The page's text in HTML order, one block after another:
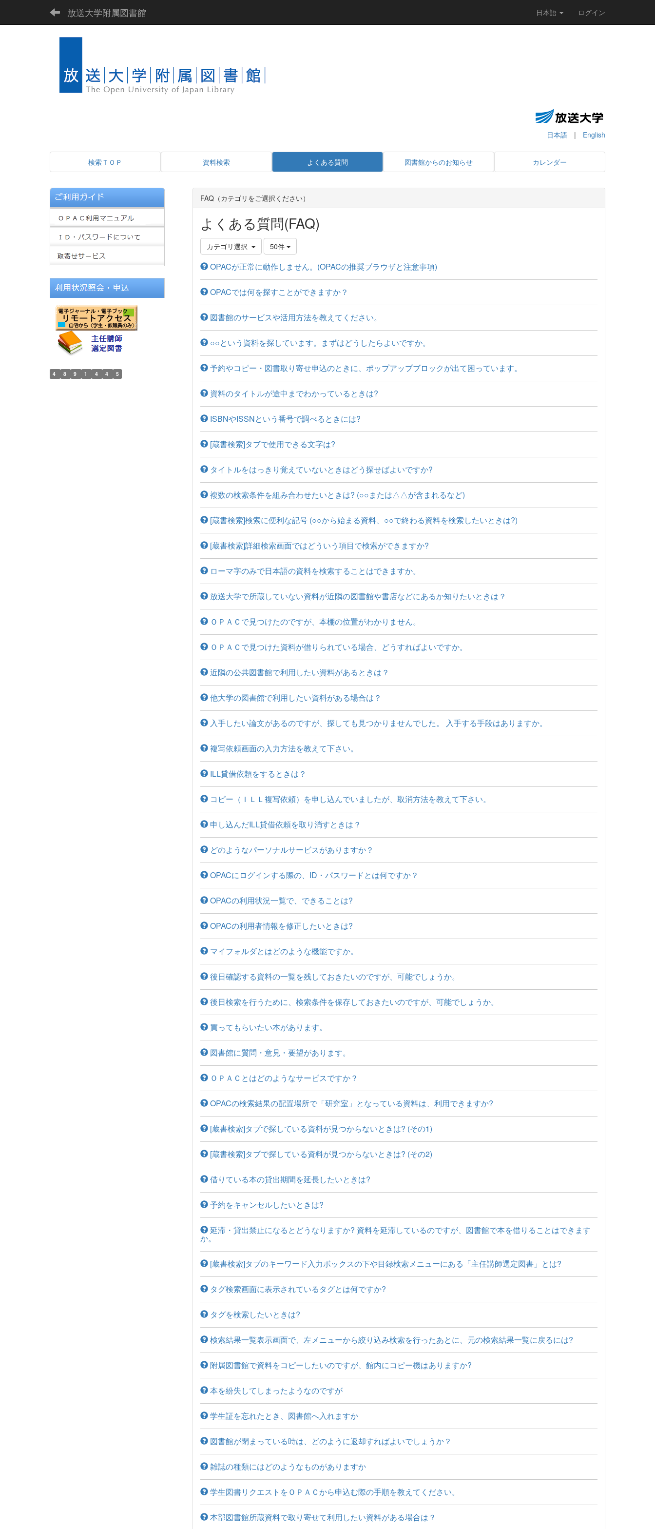
放送大学附属図書館 日本語 ログイン
日本語 | English
検索ＴＯＰ 資料検索 よくある質問 図書館からのお知らせ カレンダー
FAQ（カテゴリをご選択ください）
よくある質問(FAQ)
カテゴリ選択 50件
OPACが正常に動作しません。(OPACの推奨ブラウザと注意事項)
OPACでは何を探すことができますか？
図書館のサービスや活用方法を教えてください。
○○という資料を探しています。まずはどうしたらよいですか。
予約やコピー・図書取り寄せ申込のときに、ポップアップブロックが出て困っています。
資料のタイトルが途中までわかっているときは?
ISBNやISSNという番号で調べるときには?
[蔵書検索]タブで使用できる文字は?
タイトルをはっきり覚えていないときはどう探せばよいですか?
複数の検索条件を組み合わせたいときは? (○○または△△が含まれるなど)
[蔵書検索]検索に便利な記号 (○○から始まる資料、○○で終わる資料を検索したいときは?)
[蔵書検索]詳細検索画面ではどういう項目で検索ができますか?
ローマ字のみで日本語の資料を検索することはできますか。
放送大学で所蔵していない資料が近隣の図書館や書店などにあるか知りたいときは？
ＯＰＡＣで見つけたのですが、本棚の位置がわかりません。
ＯＰＡＣで見つけた資料が借りられている場合、どうすればよいですか。
近隣の公共図書館で利用したい資料があるときは？
他大学の図書館で利用したい資料がある場合は？
入手したい論文があるのですが、探しても見つかりませんでした。 入手する手段はありますか。
複写依頼画面の入力方法を教えて下さい。
ILL貸借依頼をするときは？
コピー（ＩＬＬ複写依頼）を申し込んでいましたが、取消方法を教えて下さい。
申し込んだILL貸借依頼を取り消すときは？
どのようなパーソナルサービスがありますか？
OPACにログインする際の、ID・パスワードとは何ですか？
OPACの利用状況一覧で、できることは?
OPACの利用者情報を修正したいときは?
マイフォルダとはどのような機能ですか。
後日確認する資料の一覧を残しておきたいのですが、可能でしょうか。
後日検索を行うために、検索条件を保存しておきたいのですが、可能でしょうか。
買ってもらいたい本があります。
図書館に質問・意見・要望があります。
ＯＰＡＣとはどのようなサービスですか？
OPACの検索結果の配置場所で「研究室」となっている資料は、利用できますか?
[蔵書検索]タブで探している資料が見つからないときは? (その1)
[蔵書検索]タブで探している資料が見つからないときは? (その2)
借りている本の貸出期間を延長したいときは?
予約をキャンセルしたいときは?
延滞・貸出禁止になるとどうなりますか? 資料を延滞しているのですが、図書館で本を借りることはできます
か。
[蔵書検索]タブのキーワード入力ボックスの下や目録検索メニューにある「主任講師選定図書」とは?
タグ検索画面に表示されているタグとは何ですか?
タグを検索したいときは?
検索結果一覧表示画面で、左メニューから絞り込み検索を行ったあとに、元の検索結果一覧に戻るには?
附属図書館で資料をコピーしたいのですが、館内にコピー機はありますか?
本を紛失してしまったようなのですが
学生証を忘れたとき、図書館へ入れますか
図書館が閉まっている時は、どのように返却すればよいでしょうか？
雑誌の種類にはどのようなものがありますか
学生図書リクエストをＯＰＡＣから申込む際の手順を教えてください。
本部図書館所蔵資料で取り寄せて利用したい資料がある場合は？
4 8 9 1 4 4 5